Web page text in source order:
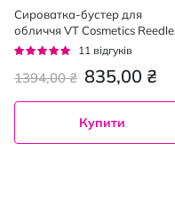
Сироватка-бустер для
обличчя VT Cosmetics Reedle
Shot 100B з мікроголками та
муцином равлика 50 мл
Рейтинг:
11 відгуків
835,00 ₴
1394,00 ₴
Купити